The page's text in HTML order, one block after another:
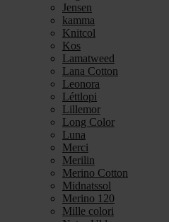
Jensen
kamma
Knitcol
Kos
Lamatweed
Lana Cotton
Leonora
Léttlopi
Lillemor
Long Color
Luna
Merci
Merilin
Merino Cotton
Midnatssol
Merino 120
Mille colori